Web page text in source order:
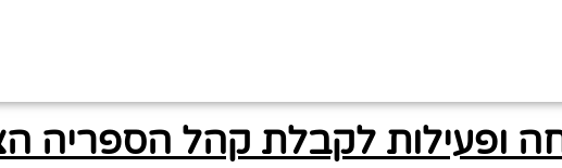
ופעילות לקבלת קהל הספריה